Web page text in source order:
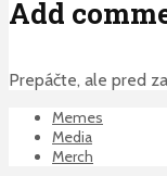
Add
Prepáčte, ale pred
Memes
Media
Merch